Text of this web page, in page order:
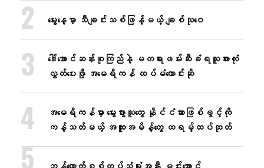
မွေးနေ့မှာ သီချင်းသစ်ဖြန့်မယ့် ချစ်သုဝေ
ဒေါ်အောင်ဆန်းစုကြည်နဲ့ မတရားဖမ်းဆီးခံရသူအားလုံး
လွှတ်ပေးဖို့ အမေရိကန် ထပ်မံတောင်းဆို
အမေရိကန်မှာ မွေးဖွားသူတွေ နိုင်ငံသားဖြစ်ခွင့်ကို
ကန့်သတ်မယ့် အထူးအမိန့်တွေ ထရမ့်ထပ်ထုတ်